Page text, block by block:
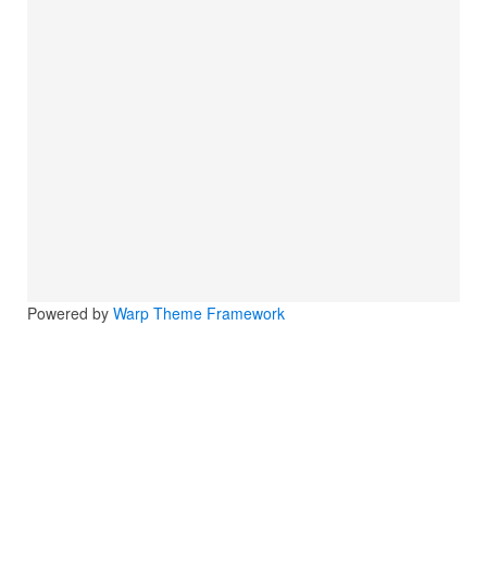
Powered by Warp Theme Framework